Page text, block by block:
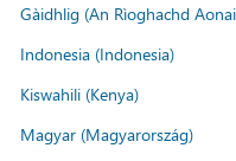
Gàidhlig (An Rìoghachd
Indonesia (Indonesia)
Kiswahili (Kenya)
Magyar (Magyarország)